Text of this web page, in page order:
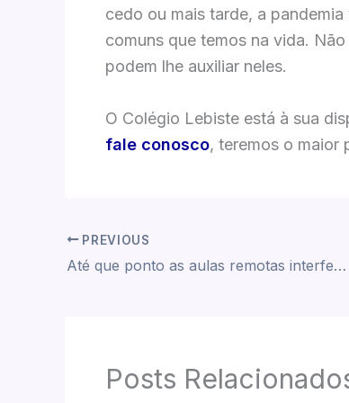
cedo ou mais tarde, a
comuns que temos na vida.
podem lhe auxiliar neles.
O Colégio Lebiste está à sua
fale conosco, teremos o maior
PREVIOUS
Até que ponto as aulas remotas interferem no aprendizado de seu filho?
Posts